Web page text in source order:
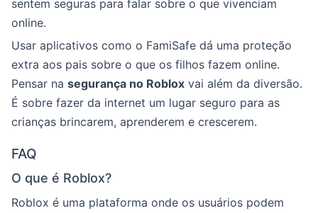
sentem seguras para falar sobre o que vivenciam
online.
Usar aplicativos como o FamiSafe dá uma proteção
extra aos pais sobre o que os filhos fazem online.
Pensar na segurança no Roblox vai além da diversão.
É sobre fazer da internet um lugar seguro para as
crianças brincarem, aprenderem e crescerem.
FAQ
O que é Roblox?
Roblox é uma plataforma onde os usuários podem